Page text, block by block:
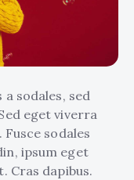
sodales, sed
eget viverra
sodales
ipsum eget
Cras dapibus.